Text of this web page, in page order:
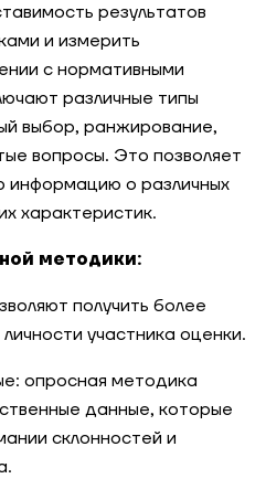
результатов
и измерить
с нормативными
различные типы
выбор, ранжирование,
вопросы. Это позволяет
информацию о различных
характеристик.
методики:
получить более
участника оценки.
опросная методика
данные, которые
склонностей и